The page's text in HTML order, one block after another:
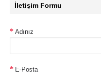
İletişim Formu
Adınız
E-Posta